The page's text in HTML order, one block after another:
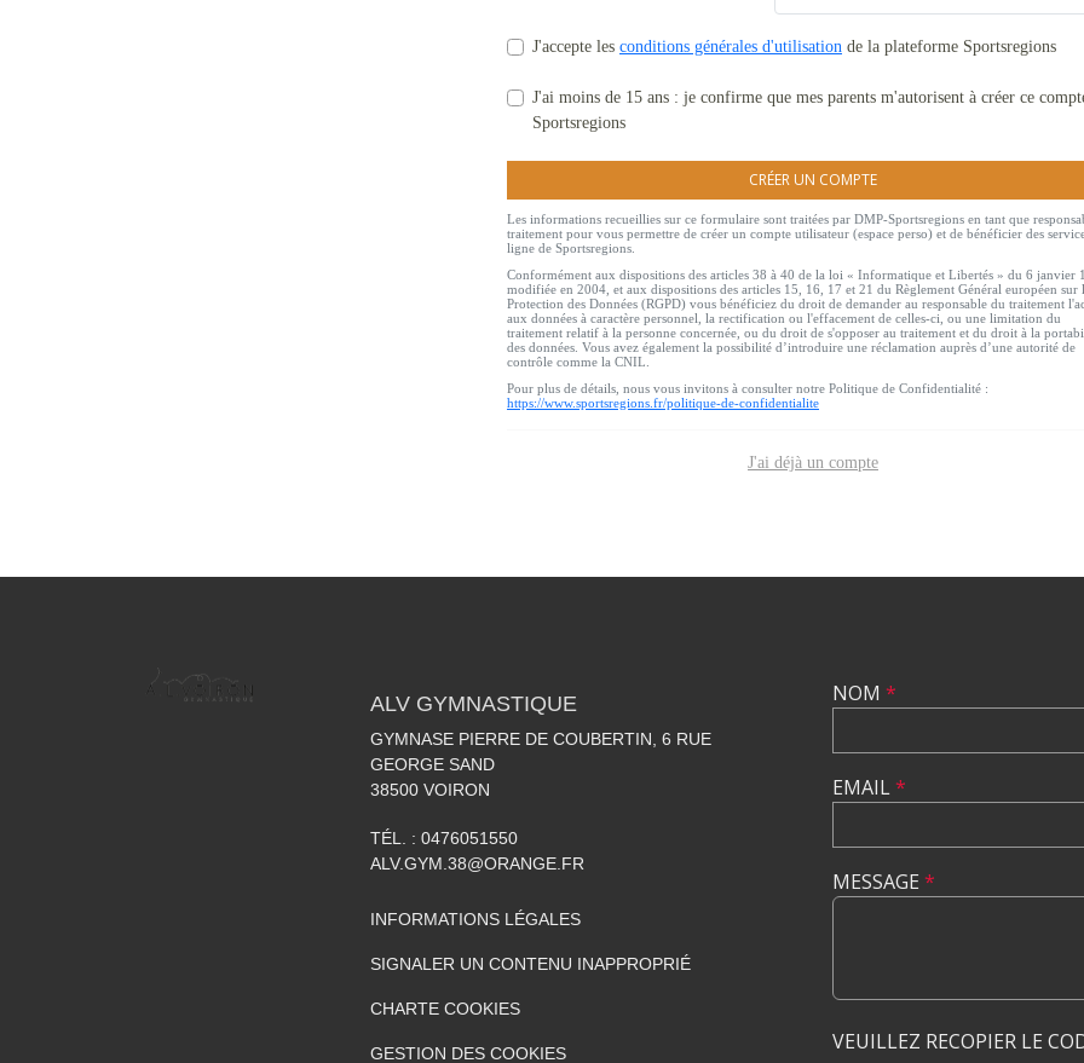
J'accepte les conditions générales d'utilisation de la plateforme Sportsregions
J'ai moins de 15 ans : je confirme que mes parents m'autorisent à créer ce
Sportsregions
CRÉER UN COMPTE
Les informations recueillies sur ce formulaire sont traitées par DMP-Sportsregions en tant que
traitement pour vous permettre de créer un compte utilisateur (espace perso) et de bénéficier des
ligne de Sportsregions.
Conformément aux dispositions des articles 38 à 40 de la loi « Informatique et Libertés » du 6 janvier
modifiée en 2004, et aux dispositions des articles 15, 16, 17 et 21 du Règlement Général européen sur
Protection des Données (RGPD) vous bénéficiez du droit de demander au responsable du traitement
aux données à caractère personnel, la rectification ou l'effacement de celles-ci, ou une limitation du
traitement relatif à la personne concernée, ou du droit de s'opposer au traitement et du droit à la
des données. Vous avez également la possibilité d’introduire une réclamation auprès d’une autorité de
contrôle comme la CNIL.
Pour plus de détails, nous vous invitons à consulter notre Politique de Confidentialité :
https://www.sportsregions.fr/politique-de-confidentialite
J'ai déjà un compte
ALV GYMNASTIQUE
GYMNASE PIERRE DE COUBERTIN, 6 RUE
GEORGE SAND
38500 VOIRON
TÉL. :0476051550
ALV.GYM.38@ORANGE.FR
INFORMATIONS LÉGALES
SIGNALER UN CONTENU INAPPROPRIÉ
CHARTE COOKIES
GESTION DES COOKIES
NOM *
EMAIL*
MESSAGE *
VEUILLEZ RECOPIER LE